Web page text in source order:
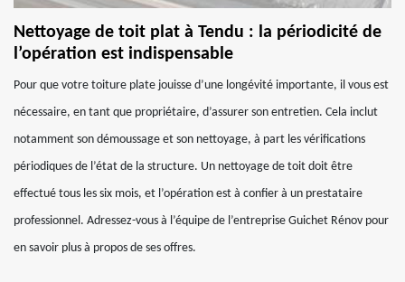
Nettoyage de toit plat à Tendu : la périodicité de
l’opération est indispensable
Pour que votre toiture plate jouisse d’une longévité importante, il vous est
nécessaire, en tant que propriétaire, d’assurer son entretien. Cela inclut
notamment son démoussage et son nettoyage, à part les vérifications
périodiques de l’état de la structure. Un nettoyage de toit doit être
effectué tous les six mois, et l’opération est à confier à un prestataire
professionnel. Adressez-vous à l’équipe de l’entreprise Guichet Rénov pour
en savoir plus à propos de ses offres.